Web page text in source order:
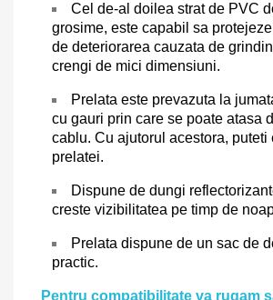
Cel de-al doilea strat de PVC
grosime, este capabil sa
de deteriorarea cauzata de
crengi de mici dimensiuni.
Prelata este prevazuta la
cu gauri prin care se poate atasa
cablu. Cu ajutorul acestora, puteti
prelatei.
Dispune de dungi
creste vizibilitatea pe timp de
Prelata dispune de un sac de
practic.
Pentru compatibilitate va rugam